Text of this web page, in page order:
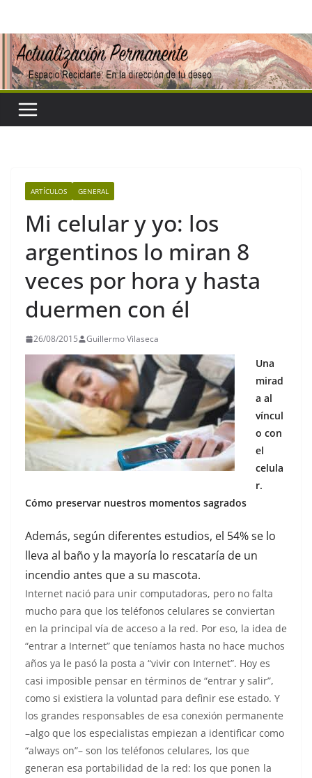
contenido
ARTÍCULOS GENERAL
Mi celular y yo: los
argentinos lo miran 8
veces por hora y hasta
duermen con él
26/08/2015 Guillermo Vilaseca
Una
mirad
a al
víncul
o con
el
celula
r.
Cómo preservar nuestros momentos sagrados
Además, según diferentes estudios, el 54% se lo
lleva al baño y la mayoría lo rescataría de un
incendio antes que a su mascota.
Internet nació para unir computadoras, pero no falta
mucho para que los teléfonos celulares se conviertan
en la principal vía de acceso a la red. Por eso, la idea de
“entrar a Internet” que teníamos hasta no hace muchos
años ya le pasó la posta a “vivir con Internet”. Hoy es
casi imposible pensar en términos de “entrar y salir”,
como si existiera la voluntad para definir ese estado. Y
los grandes responsables de esa conexión permanente
–algo que los especialistas empiezan a identificar como
“always on”– son los teléfonos celulares, los que
generan esa portabilidad de la red: los que ponen la